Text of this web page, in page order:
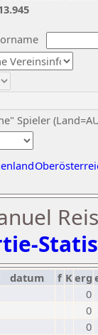
Spieler
datum f Kerg
0
0
0